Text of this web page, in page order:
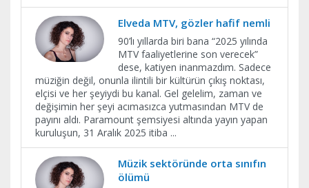
Elveda MTV, gözler hafif nemli
90’lı yıllarda biri bana “2025 yılında
MTV faaliyetlerine son verecek”
dese, katiyen inanmazdım. Sadece
müziğin değil, onunla ilintili bir kültürün çıkış noktası,
elçisi ve her şeyiydi bu kanal. Gel gelelim, zaman ve
değişimin her şeyi acımasızca yutmasından MTV de
payını aldı. Paramount şemsiyesi altında yayın yapan
kuruluşun, 31 Aralık 2025 itiba ...
Müzik sektöründe orta sınıfın
ölümü